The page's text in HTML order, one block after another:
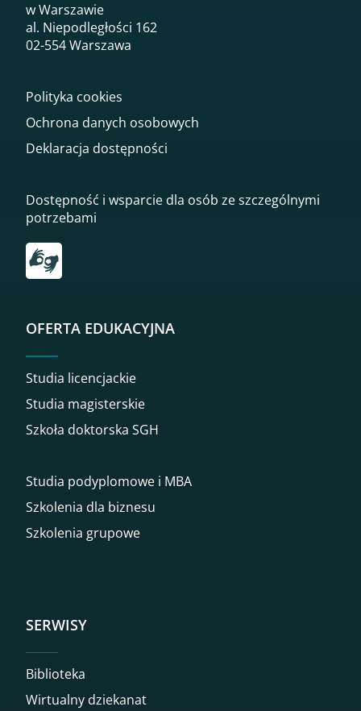
w Warszawie
al. Niepodległości 162
02-554 Warszawa
Polityka cookies
Ochrona danych osobowych
Deklaracja dostępności
Dostępność i wsparcie dla osób ze szczególnymi
potrzebami
Przekierowanie do tłumacza on-line języka migowego
OFERTA EDUKACYJNA
Studia licencjackie
Studia magisterskie
Szkoła doktorska SGH
Studia podyplomowe i MBA
Szkolenia dla biznesu
Szkolenia grupowe
SERWISY
Biblioteka
Wirtualny dziekanat